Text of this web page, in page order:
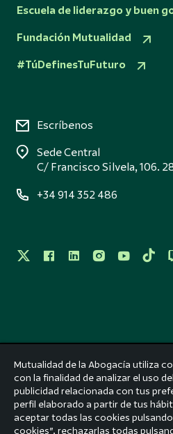
Escuela de liderazgo y buen
Fundación Mutualidad
#TúDefinesTuFuturo
Escríbenos
Sede Central
C/ Francisco Silvela, 106.
+34 914 352 486
Aviso legal
Accesibilidad
Mutualidad de la Abogacía utiliza
con la finalidad de analizar el uso
publicidad relacionada con tus
perfil elaborado a partir de tus
aceptar todas las cookies
cookies”, rechazarlas todas